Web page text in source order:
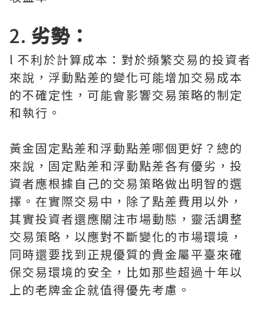
2. 劣勢：
l 不利於計算成本：對於頻繁交易的投資者
來說，浮動點差的變化可能增加交易成本
的不確定性，可能會影響交易策略的制定
和執行。
黃金固定點差和浮動點差哪個更好？總的
來說，固定點差和浮動點差各有優劣，投
資者應根據自己的交易策略做出明智的選
擇。在實際交易中，除了點差費用以外，
其實投資者還應關注市場動態，靈活調整
交易策略，以應對不斷變化的市場環境，
同時還要找到正規優質的貴金屬平臺來確
保交易環境的安全，比如那些超過十年以
上的老牌金企就值得優先考慮。